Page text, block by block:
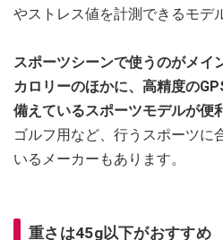
やストレス値を計測できるモデ
スポーツシーンで使うのがメイ
カロリーのほかに、高精度の
備えているスポーツモデルが便
ゴルフ用など、行うスポーツに
いるメーカーもあります。
重さは45g以下がおすすめ